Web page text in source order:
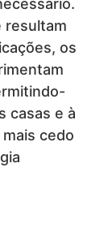
resultam
os
casas e à
cedo